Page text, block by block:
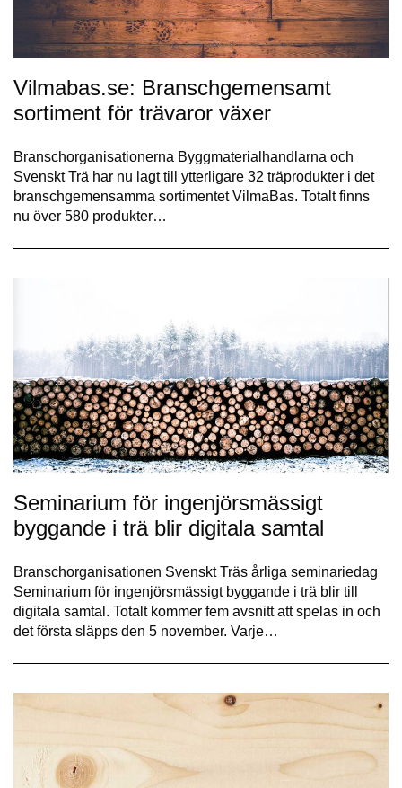
Vilmabas.se: Branschgemensamt
sortiment för trävaror växer
Branschorganisationerna Byggmaterialhandlarna och
Svenskt Trä har nu lagt till ytterligare 32 träprodukter i det
branschgemensamma sortimentet VilmaBas. Totalt finns
nu över 580 produkter…
Seminarium för ingenjörsmässigt
byggande i trä blir digitala samtal
Branschorganisationen Svenskt Träs årliga seminariedag
Seminarium för ingenjörsmässigt byggande i trä blir till
digitala samtal. Totalt kommer fem avsnitt att spelas in och
det första släpps den 5 november. Varje…